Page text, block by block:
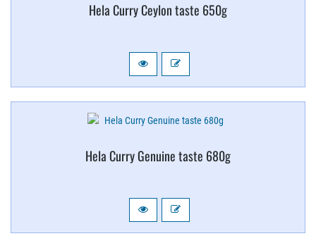
Hela Curry Ceylon taste 650g
Hela Curry Genuine taste 680g